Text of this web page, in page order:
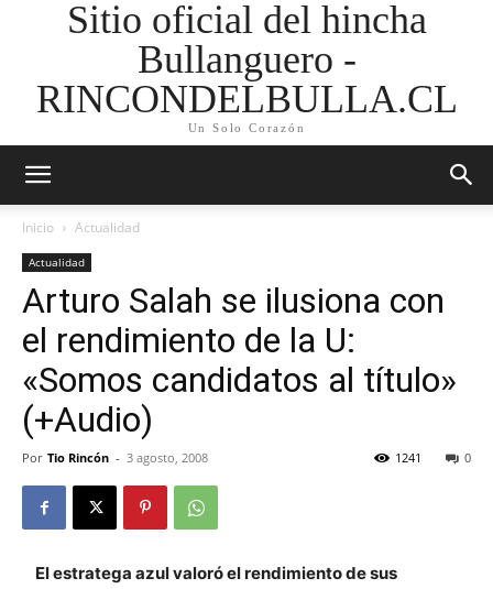
Sitio oficial del hincha
Bullanguero -
RINCONDELBULLA.CL
Un Solo Corazón
Inicio Actualidad
Actualidad
Arturo Salah se ilusiona con
el rendimiento de la U:
«Somos candidatos al título»
(+Audio)
Por Tio Rincón - 3 agosto, 2008 0
1241
El estratega azul valoró el rendimiento de sus